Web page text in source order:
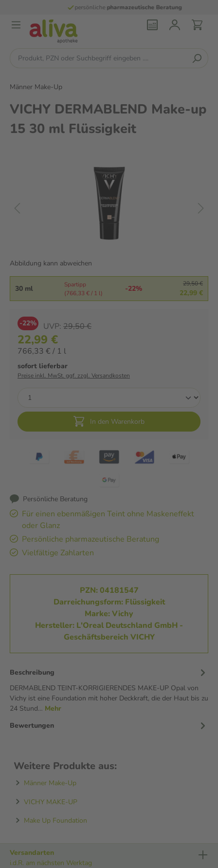
versandkostenfrei ab 29 € und für E-Rezepte
Männer Make-Up
VICHY DERMABLEND Make-up
15 30 ml Flüssigkeit
Abbildung kann abweichen
30 ml
Spartipp
(766,33 € / 1 l)
-22%
29,50 €
22,99 €
-22% UVP: 29,50 €
22,99 €
766,33 € / 1 l
sofort lieferbar
Preise inkl. MwSt. ggf. zzgl. Versandkosten
In den Warenkorb
Persönliche Beratung
Für einen ebenmäßigen Teint ohne Maskeneffekt
oder Glanz
Persönliche pharmazeutische Beratung
Vielfältige Zahlarten
PZN: 04181547
Darreichungsform: Flüssigkeit
Marke: Vichy
Hersteller: L'Oreal Deutschland GmbH -
Geschäftsbereich VICHY
Beschreibung
DERMABLEND TEINT-KORRIGIERENDES MAKE-UP Opal von
Vichy ist eine Foundation mit hoher Deckkraft, die der Haut bis zu
24 Stund… Mehr
Bewertungen
Weitere Produkte aus:
Männer Make-Up
VICHY MAKE-UP
Make Up Foundation
Versandarten
i.d.R. am nächsten Werktag